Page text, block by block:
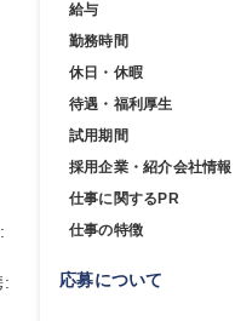
:
給与
勤務時間
休日・休暇
待遇・福利厚生
試用期間
採用企業・紹介会社情報
仕事に関するPR
仕事の特徴
応募について